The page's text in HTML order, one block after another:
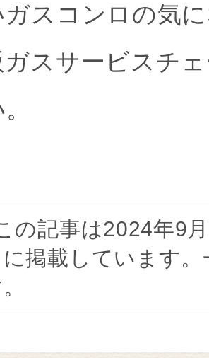
ガスコンロの気
ガスサービスチ
の記事は2024年9
に掲載しています